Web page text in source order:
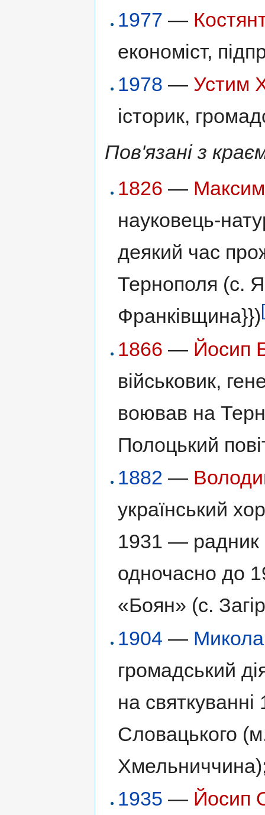
1977 —
економіст,
1978 — Устим
історик,
Пов'язані з
1826 —
науковець-
деякий час
Тернополя (с.
Франківщина}})
1866 — Йосип
військовик,
воював на
Полоцький
1882 —
український
1931 — радник
одночасно до
«Боян» (с.
1904 —
громадський
на
Словацького
1935 — Йосип